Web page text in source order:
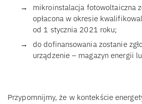
mikroinstalacja fotowoltaiczna
opłacona w okresie
od 1 stycznia 2021 roku;
do dofinansowania zostanie
urządzenie – magazyn energii
Przypomnijmy, że w kontekście